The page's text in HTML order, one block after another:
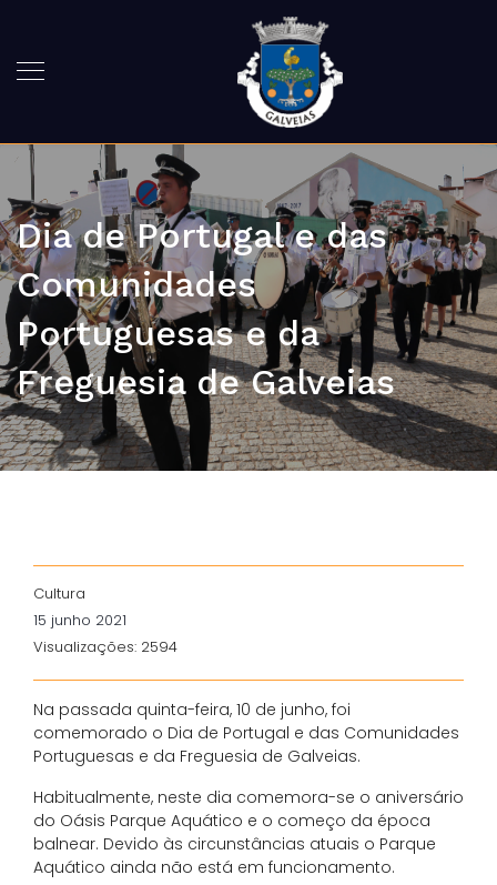
Dia de Portugal e das
Comunidades
Portuguesas e da
Freguesia de Galveias
Cultura
15 junho 2021
Visualizações: 2594
Na passada quinta-feira, 10 de junho, foi
comemorado o Dia de Portugal e das Comunidades
Portuguesas e da Freguesia de Galveias.
Habitualmente, neste dia comemora-se o aniversário
do Oásis Parque Aquático e o começo da época
balnear. Devido às circunstâncias atuais o Parque
Aquático ainda não está em funcionamento.